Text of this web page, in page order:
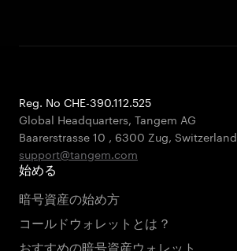
Reg. No CHE-390.112.525
Global Headquarters, Tangem AG
Baarerstrasse 10 , 6300 Zug, Switzerland
support@tangem.com
始める
暗号資産の始め方
コールドウォレットとは？
おすすめの暗号資産ウォレット